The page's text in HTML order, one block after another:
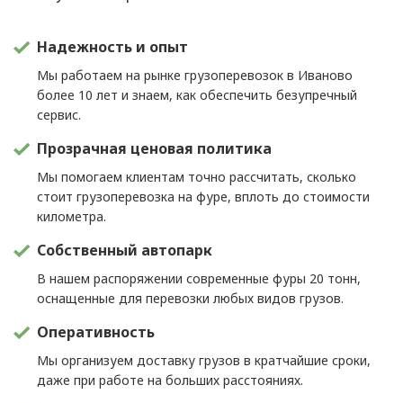
Надежность и опыт
Мы работаем на рынке грузоперевозок в Иваново
более 10 лет и знаем, как обеспечить безупречный
сервис.
Прозрачная ценовая политика
Мы помогаем клиентам точно рассчитать, сколько
стоит грузоперевозка на фуре, вплоть до стоимости
километра.
Собственный автопарк
В нашем распоряжении современные фуры 20 тонн,
оснащенные для перевозки любых видов грузов.
Оперативность
Мы организуем доставку грузов в кратчайшие сроки,
даже при работе на больших расстояниях.